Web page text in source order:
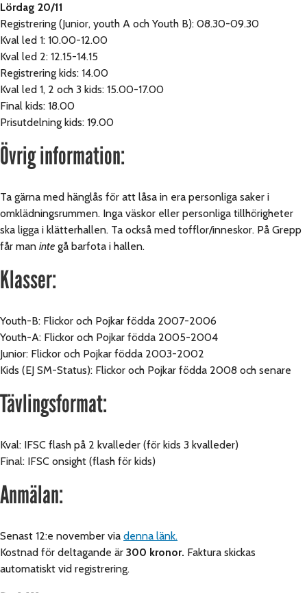
Lördag 20/11
Registrering (Junior, youth A och Youth B): 08.30-09.30
Kval led 1: 10.00-12.00
Kval led 2: 12.15-14.15
Registrering kids: 14.00
Kval led 1, 2 och 3 kids: 15.00-17.00
Final kids: 18.00
Prisutdelning kids: 19.00
Övrig information:
Ta gärna med hänglås för att låsa in era personliga saker i
omklädningsrummen. Inga väskor eller personliga tillhörigheter
ska ligga i klätterhallen. Ta också med tofflor/inneskor. På Grepp
får maninte gå barfota i hallen.
Klasser:
Youth-B: Flickor och Pojkar födda 2007-2006
Youth-A: Flickor och Pojkar födda 2005-2004
Junior: Flickor och Pojkar födda 2003-2002
Kids (EJ SM-Status): Flickor och Pojkar födda 2008 och senare
Tävlingsformat:
Kval: IFSC flash på 2 kvalleder (för kids 3 kvalleder)
Final: IFSC onsight (flash för kids)
Anmälan:
Senast 12:e november viadenna länk.
Kostnad för deltagande är300 kronor. Faktura skickas
automatiskt vid registrering.